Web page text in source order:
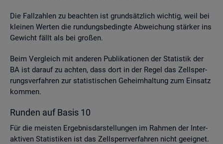
Die Fall­zah­len zu be­ach­ten ist grund­sätz­lich wich­tig, weil bei
klei­nen Wer­ten die run­dungs­be­ding­te Ab­wei­chung stär­ker ins
Ge­wicht fällt als bei gro­ßen.
Beim Ver­gleich mit an­de­ren Pu­bli­ka­tio­nen der Sta­tis­tik der
BA ist dar­auf zu ach­ten, dass dort in der Regel das Zell­sper­
rungs­ver­fah­ren zur sta­tis­ti­schen Ge­heim­hal­tung zum Ein­satz
kom­men.
Run­den auf Basis 10
Für die meis­ten Er­geb­nis­dar­stel­lun­gen im Rah­men der In­ter­
ak­ti­ven Sta­tis­ti­ken ist das Zell­sperr­ver­fah­ren nicht ge­eig­net.